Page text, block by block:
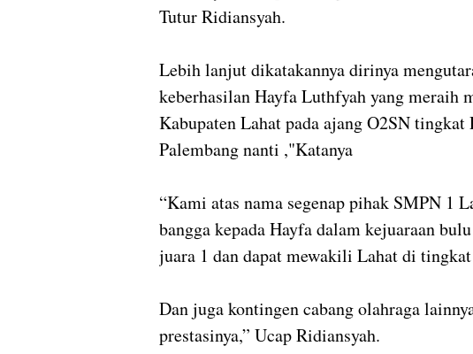
Tutur Ridiansyah.
Lebih lanjut dikatakannya dirinya
keberhasilan Hayfa Luthfyah yang meraih
Kabupaten Lahat pada ajang O2SN
Palembang nanti ,"Katanya
“Kami atas nama segenap pihak SMPN 1
bangga kepada Hayfa dalam kejuaraan
juara 1 dan dapat mewakili Lahat di
Dan juga kontingen cabang olahraga
prestasinya,” Ucap Ridiansyah.